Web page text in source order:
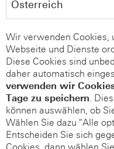
Wir verwenden Cookies,
Webseite und Dienste
Diese Cookies sind
daher automatisch
verwenden wir
Tage zu speichern.
können auswählen, ob
Wählen Sie dazu "Alle
Entscheiden Sie sich